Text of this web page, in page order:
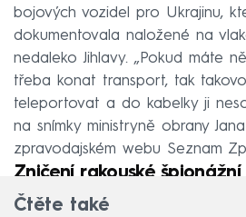
bojových vozidel pro Ukrajinu,
dokumentovala naložené na
nedaleko Jihlavy. „Pokud máte
třeba konat transport, tak
teleportovat a do kabelky ji
na snímky ministryně obrany
zpravodajském webu Seznam
Zničení rakouské špionážní
Čtěte také